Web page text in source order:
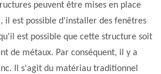
peuvent être mises en place
il est possible d'installer des fenêtres
est possible que cette structure soit
de métaux. Par conséquent, il y a
Il s'agit du matériau traditionnel